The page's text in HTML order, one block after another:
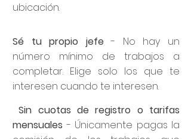
ubicación.
Sé tu propio jefe - No hay un
número mínimo de trabajos a
completar. Elige solo los que te
interesen cuando te interesen.
Sin cuotas de registro o tarifas
mensuales - Únicamente pagas la